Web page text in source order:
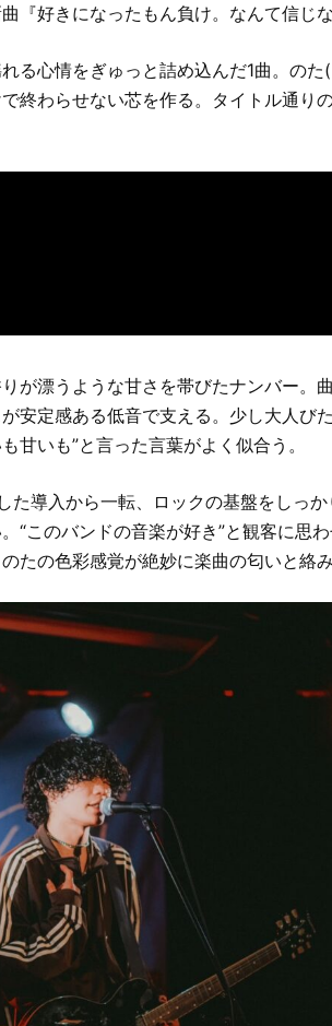
『好きになったもん負け。なんて信じ
る心情をぎゅっと詰め込んだ1曲。の
終わらせない芯を作る。タイトル通り
が漂うような甘さを帯びたナンバー。
安定感ある低音で支える。少し大人び
甘いも”と言った言葉がよく似合う。
た導入から一転、ロックの基盤をしっ
“このバンドの音楽が好き”と観客に思
たの色彩感覚が絶妙に楽曲の匂いと絡